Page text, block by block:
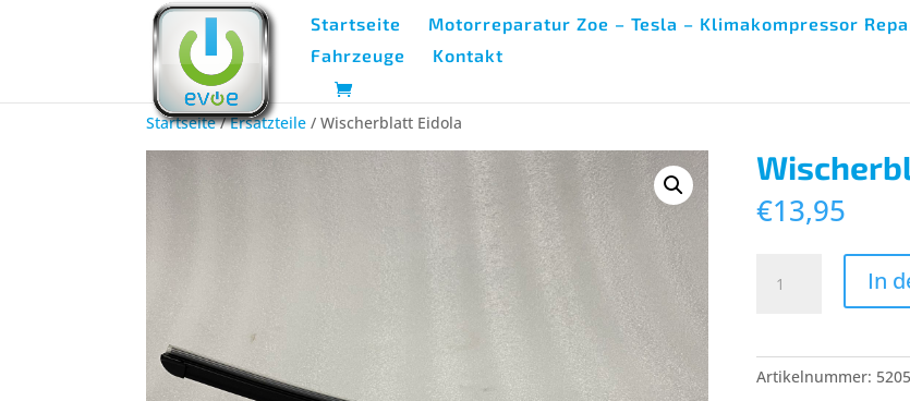
Startseite Motorreparatur Zoe – Tesla – Klimakompressor
Fahrzeuge
Kontakt
Startseite/Ersatzteile / Wischerblatt Eidola
€13,95
Eidola
In
Artikelnummer: